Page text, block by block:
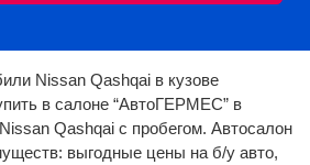
Nissan Qashqai в кузове
в салоне “АвтоГЕРМЕС” в
Qashqai с пробегом. Автосалон
выгодные цены на б/у авто,